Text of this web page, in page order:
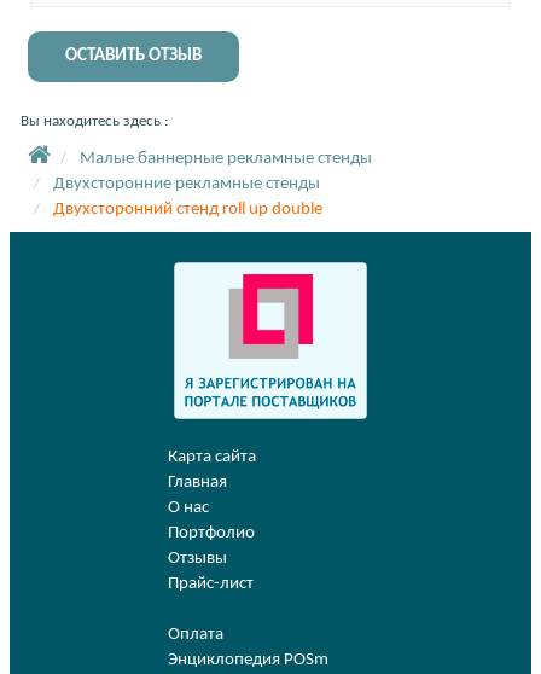
ОСТАВИТЬ ОТЗЫВ
Вы находитесь здесь :
Малые баннерные рекламные стенды
Двухсторонние рекламные стенды
Двухсторонний стенд roll up double
Карта сайта
Главная
О нас
Портфолио
Отзывы
Прайс-лист
Оплата
Энциклопедия POSm